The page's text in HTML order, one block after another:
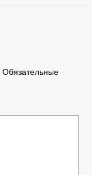
Обязательные